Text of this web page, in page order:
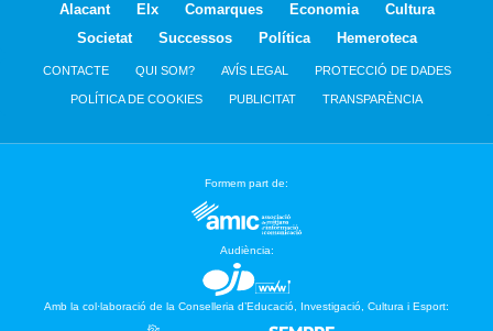
Alacant Elx Comarques Economia
Cultura
Societat
Successos Política Hemeroteca
CONTACTE QUI SOM? AVÍS LEGAL PROTECCIÓ DE DADES
POLÍTICA DE COOKIES PUBLICITAT TRANSPARÈNCIA
Formem part de:
Audiència:
Amb la col·laboració de la Conselleria d’Educació, Investigació, Cultura i Esport: